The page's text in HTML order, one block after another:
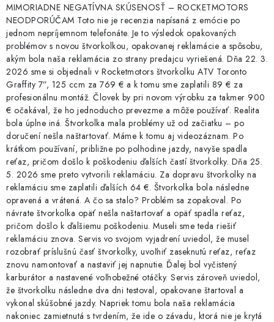
MIMORIADNE NEGATÍVNA SKÚSENOSŤ – ROCKETMOTORS
NEODPORÚČAM Toto nie je recenzia napísaná z emócie po
jednom nepríjemnom telefonáte. Je to výsledok opakovaných
problémov s novou štvorkolkou, opakovanej reklamácie a spôsobu,
akým bola naša reklamácia zo strany predajcu vyriešená. Dňa 22. 3.
2026 sme si objednali v Rocketmotors štvorkolku ATV Toronto
Graffity 7”, 125 ccm za 769 € a k tomu sme zaplatili 89 € za
profesionálnu montáž. Človek by pri novom výrobku za takmer 900
€ očakával, že ho jednoducho prevezme a môže používať. Realita
bola úplne iná. Štvorkolka mala problémy už od začiatku – po
doručení nešla naštartovať. Máme k tomu aj videozáznam. Po
krátkom používaní, približne po polhodine jazdy, navyše spadla
reťaz, pričom došlo k poškodeniu ďalších častí štvorkolky. Dňa 25.
5. 2026 sme preto vytvorili reklamáciu. Za dopravu štvorkolky na
reklamáciu sme zaplatili ďalších 64 €. Štvorkolka bola následne
opravená a vrátená. A čo sa stalo? Problém sa zopakoval. Po
návrate štvorkolka opäť nešla naštartovať a opäť spadla reťaz,
pričom došlo k ďalšiemu poškodeniu. Museli sme teda riešiť
reklamáciu znova. Servis vo svojom vyjadrení uviedol, že musel
rozobrať príslušnú časť štvorkolky, uvoľniť zaseknutú reťaz, reťaz
znovu namontovať a nastaviť jej napnutie. Ďalej bol vyčistený
karburátor a nastavené voľnobežné otáčky. Servis zároveň uviedol,
že štvorkolku následne dva dni testoval, opakovane štartoval a
vykonal skúšobné jazdy. Napriek tomu bola naša reklamácia
nakoniec zamietnutá s tvrdením, že ide o závadu, ktorá nie je krytá